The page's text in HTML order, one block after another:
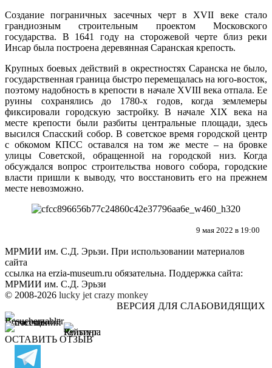
Создание пограничных засечных черт в XVII веке стало
грандиозным строительным проектом Московского
государства. В 1641 году на сторожевой черте близ реки
Инсар была построена деревянная Саранская крепость.
Крупных боевых действий в окрестностях Саранска не было,
государственная граница быстро перемещалась на юго-восток,
поэтому надобность в крепости в начале XVIII века отпала. Ее
руины сохранялись до 1780-х годов, когда землемеры
фиксировали городскую застройку. В начале XIX века на
месте крепости были разбиты центральные площади, здесь
высился Спасский собор. В советское время городской центр
с обкомом КПСС оставался на том же месте – на бровке
улицы Советской, обращенной на городской низ. Когда
обсуждался вопрос строительства нового собора, городские
власти пришли к выводу, что восстановить его на прежнем
месте невозможно.
9 мая 2022 в 19:00
МРМИИ им. С.Д. Эрьзи. При использовании материалов
сайта
ссылка на erzia-museum.ru обязательна. Поддержка сайта:
МРМИИ им. С.Д. Эрьзи
© 2008-2026 lucky jet crazy monkey
ВЕРСИЯ ДЛЯ СЛАБОВИДЯЩИХ
ОСТАВИТЬ ОТЗЫВ